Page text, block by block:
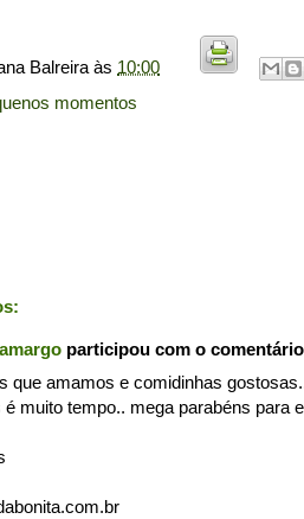
Balreira às 10:00
momentos
participou com o
que amamos e comidinhas
é muito tempo.. mega parabéns para